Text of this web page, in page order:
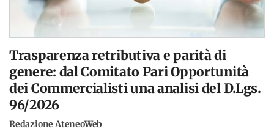
Trasparenza retributiva e parità di
genere: dal Comitato Pari Opportunità
dei Commercialisti una analisi del D.Lgs.
96/2026
Redazione AteneoWeb